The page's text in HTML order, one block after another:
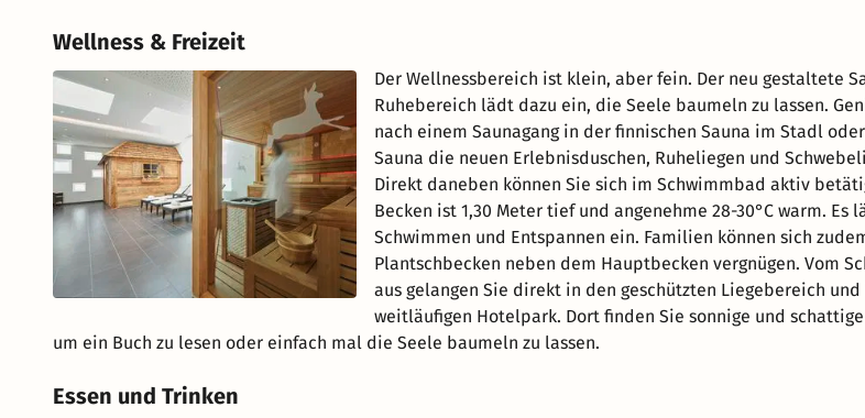
Wellness & Freizeit
Der Wellnessbereich ist klein, aber fein. Der neu gestaltete
Ruhebereich lädt dazu ein, die Seele baumeln zu lassen.
nach einem Saunagang in der finnischen Sauna im Stadl
Sauna die neuen Erlebnisduschen, Ruheliegen und
Direkt daneben können Sie sich im Schwimmbad aktiv
Becken ist 1,30 Meter tief und angenehme 28-30°C warm. Es
Schwimmen und Entspannen ein. Familien können sich
Plantschbecken neben dem Hauptbecken vergnügen. Vom
aus gelangen Sie direkt in den geschützten Liegebereich
weitläufigen Hotelpark. Dort finden Sie sonnige und
um ein Buch zu lesen oder einfach mal die Seele baumeln zu lassen.
Essen und Trinken